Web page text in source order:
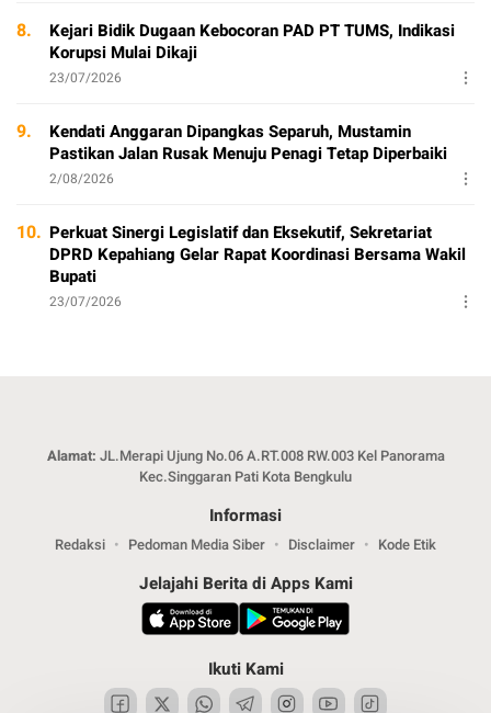
8.
Kejari Bidik Dugaan Kebocoran PAD PT TUMS, Indikasi
Korupsi Mulai Dikaji
23/07/2026
9.
Kendati Anggaran Dipangkas Separuh, Mustamin
Pastikan Jalan Rusak Menuju Penagi Tetap Diperbaiki
2/08/2026
10. Perkuat Sinergi Legislatif dan Eksekutif, Sekretariat
DPRD Kepahiang Gelar Rapat Koordinasi Bersama Wakil
Bupati
23/07/2026
Alamat: JL.Merapi Ujung No.06 A.RT.008 RW.003 Kel Panorama
Kec.Singgaran Pati Kota Bengkulu
Informasi
Redaksi Pedoman Media Siber Disclaimer Kode Etik
Jelajahi Berita di Apps Kami
Ikuti Kami